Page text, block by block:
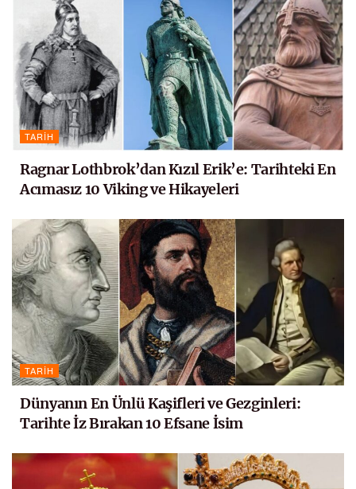
TARIH
Ragnar Lothbrok’dan Kızıl Erik’e: Tarihteki En
Acımasız 10 Viking ve Hikayeleri
TARIH
Dünyanın En Ünlü Kaşifleri ve Gezginleri:
Tarihte İz Bırakan 10 Efsane İsim